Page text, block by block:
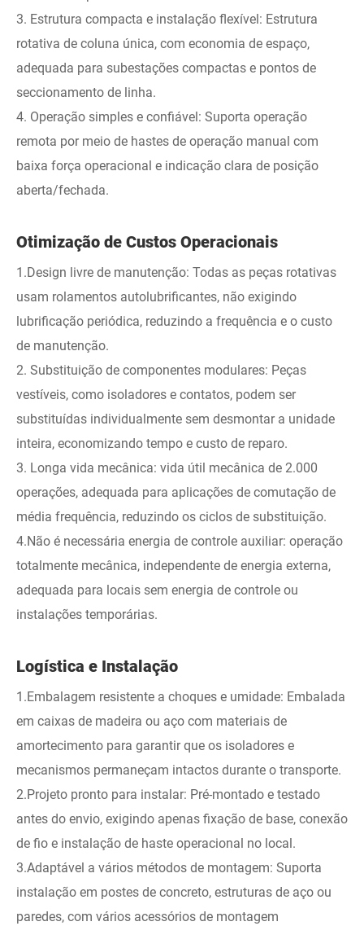
3. Estrutura compacta e instalação flexível: Estrutura
rotativa de coluna única, com economia de espaço,
adequada para subestações compactas e pontos de
seccionamento de linha.
4. Operação simples e confiável: Suporta operação
remota por meio de hastes de operação manual com
baixa força operacional e indicação clara de posição
aberta/fechada.
Otimização de Custos Operacionais
1.Design livre de manutenção: Todas as peças rotativas
usam rolamentos autolubrificantes, não exigindo
lubrificação periódica, reduzindo a frequência e o custo
de manutenção.
2. Substituição de componentes modulares: Peças
vestíveis, como isoladores e contatos, podem ser
substituídas individualmente sem desmontar a unidade
inteira, economizando tempo e custo de reparo.
3. Longa vida mecânica: vida útil mecânica de 2.000
operações, adequada para aplicações de comutação de
média frequência, reduzindo os ciclos de substituição.
4.Não é necessária energia de controle auxiliar: operação
totalmente mecânica, independente de energia externa,
adequada para locais sem energia de controle ou
instalações temporárias.
Logística e Instalação
1.Embalagem resistente a choques e umidade: Embalada
em caixas de madeira ou aço com materiais de
amortecimento para garantir que os isoladores e
mecanismos permaneçam intactos durante o transporte.
2.Projeto pronto para instalar: Pré-montado e testado
antes do envio, exigindo apenas fixação de base, conexão
de fio e instalação de haste operacional no local.
3.Adaptável a vários métodos de montagem: Suporta
instalação em postes de concreto, estruturas de aço ou
paredes, com vários acessórios de montagem